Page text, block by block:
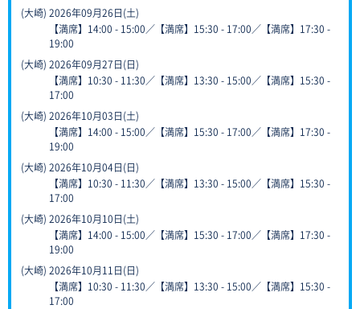
(大崎) 2026年09月26日(土)
【満席】14:00 - 15:00／【満席】15:30 - 17:00／【満席】17:30 -
19:00
(大崎) 2026年09月27日(日)
【満席】10:30 - 11:30／【満席】13:30 - 15:00／【満席】15:30 -
17:00
(大崎) 2026年10月03日(土)
【満席】14:00 - 15:00／【満席】15:30 - 17:00／【満席】17:30 -
19:00
(大崎) 2026年10月04日(日)
【満席】10:30 - 11:30／【満席】13:30 - 15:00／【満席】15:30 -
17:00
(大崎) 2026年10月10日(土)
【満席】14:00 - 15:00／【満席】15:30 - 17:00／【満席】17:30 -
19:00
(大崎) 2026年10月11日(日)
【満席】10:30 - 11:30／【満席】13:30 - 15:00／【満席】15:30 -
17:00